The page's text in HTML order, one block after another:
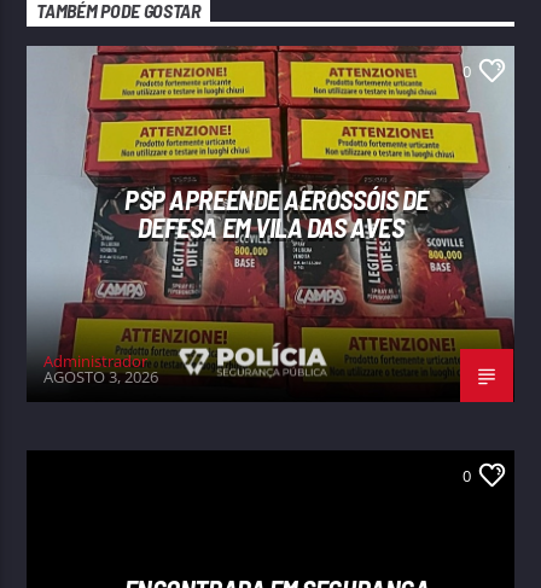
TAMBÉM PODE GOSTAR
0
PSP APREENDE AEROSSÓIS DE
DEFESA EM VILA DAS AVES
Administrador
AGOSTO 3, 2026
0